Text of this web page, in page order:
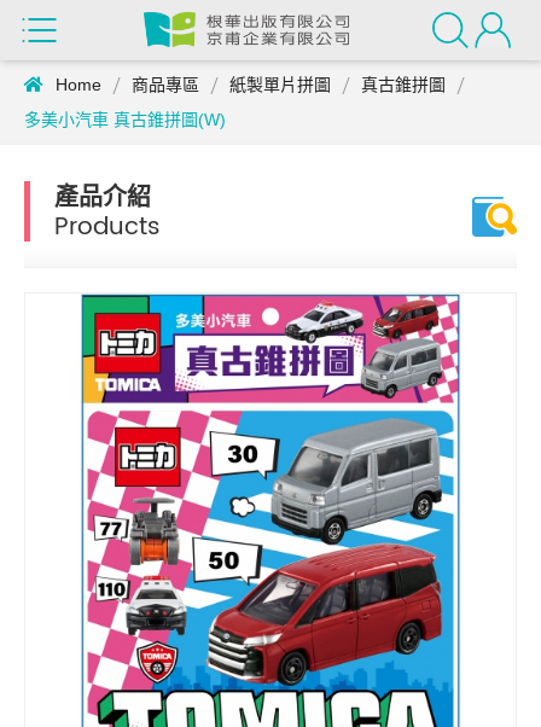
Home 商品專區 紙製單片拼圖
真古錐拼圖
多美小汽車 真古錐拼圖(W)
產品介紹
Products